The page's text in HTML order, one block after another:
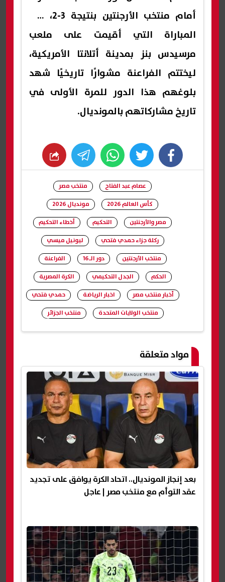
أمام منتخب الأرجنتين بنتيجة 3-2، في
المباراة التي أقيمت على ملعب
مرسيدس بنز بمدينة أتلانتا الأمريكية،
ليختتم الفراعنة مشوارًا تاريخيًا شهد
بلوغهم هذا الدور للمرة الأولى في
تاريخ مشاركاتهم بالمونديال.
facebook
twitter
whats
شارك
عصام عبد الفتاح
منتخب مصر
كأس العالم 2026
مونديال 2026
مصر والأرجنتين
التحكيم
أخطاء التحكيم
ركلة جزاء حمدي فتحي
ليونيل ميسي
منتخب الأرجنتين
دور الـ16
الفراعنة
الحكم
الجدل التحكيمي
الكرة المصرية
أخبار منتخب مصر
اخبار الرياضة
حمدي فتحي
منتخب الولايات المتحدة
منتخب الجزائر
مواد متعلقة
بعد إنجاز المونديال.. اتحاد الكرة يوافق على تجديد
عقد التوأم مع منتخب مصر | عاجل